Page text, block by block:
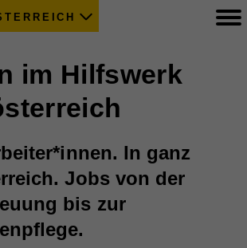
im Hilfswerk
In ganz
Jobs von der
bis zur